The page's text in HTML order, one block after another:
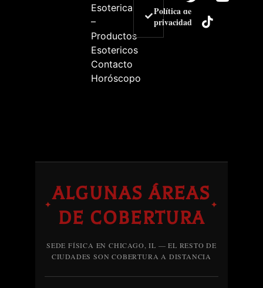
Esoterica
–
Productos
Esotericos
Contacto
Horóscopo
Política de
privacidad
✦
ALGUNAS ÁREAS
DE COBERTURA
✦
SEDE FÍSICA EN CHICAGO, IL — EL RESTO DE
CIUDADES SON COBERTURA A DISTANCIA